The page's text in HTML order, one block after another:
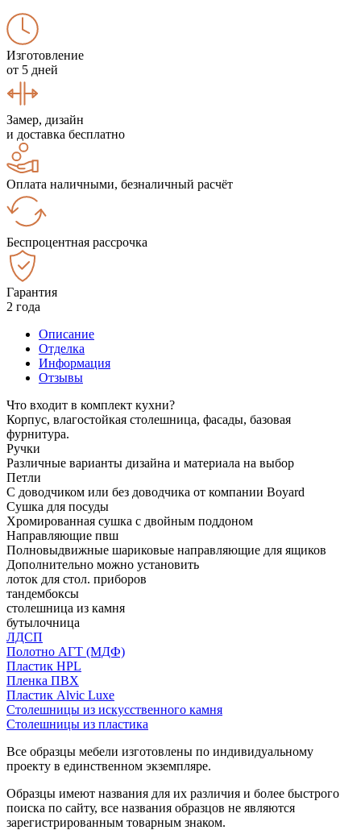
Изготовление
от 5 дней
Замер, дизайн
и доставка бесплатно
Оплата наличными, безналичный расчёт
Беспроцентная рассрочка
Гарантия
2 года
Описание
Отделка
Информация
Отзывы
Что входит в комплект кухни?
Корпус, влагостойкая столешница, фасады, базовая
фурнитура.
Ручки
Различные варианты дизайна и материала на выбор
Петли
С доводчиком или без доводчика от компании Boyard
Сушка для посуды
Хромированная сушка с двойным поддоном
Направляющие пвш
Полновыдвижные шариковые направляющие для ящиков
Дополнительно можно установить
лоток для стол. приборов
тандембоксы
столешница из камня
бутылочница
ЛДСП
Полотно АГТ (МДФ)
Пластик HPL
Пленка ПВХ
Пластик Alvic Luxe
Столешницы из искусственного камня
Столешницы из пластика
Все образцы мебели изготовлены по индивидуальному
проекту в единственном экземпляре.
Образцы имеют названия для их различия и более быстрого
поиска по сайту, все названия образцов не являются
зарегистрированным товарным знаком.